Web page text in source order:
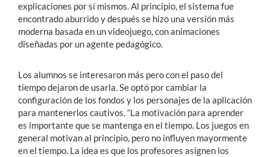
explicaciones por sí mismos. Al principio, el sistema fue
encontrado aburrido y después se hizo una versión más
moderna basada en un videojuego, con animaciones
diseñadas por un agente pedagógico.
Los alumnos se interesaron más pero con el paso del
tiempo dejaron de usarla. Se optó por cambiar la
configuración de los fondos y los personajes de la aplicación
para mantenerlos cautivos. “La motivación para aprender
es importante que se mantenga en el tiempo. Los juegos en
general motivan al principio, pero no influyen mayormente
en el tiempo. La idea es que los profesores asignen los